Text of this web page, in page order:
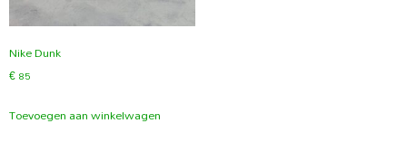
Nike Dunk
€85
Toevoegen aan winkelwagen